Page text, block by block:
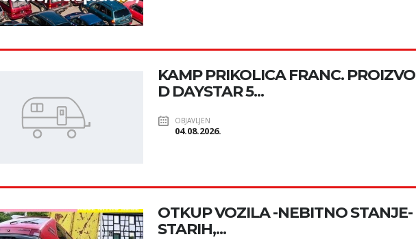
KAMP PRIKOLICA FRANC. PROIZVO
D DAYSTAR 5...
OBJAVLJEN
04.08.2026.
OTKUP VOZILA -NEBITNO STANJE-
STARIH,...